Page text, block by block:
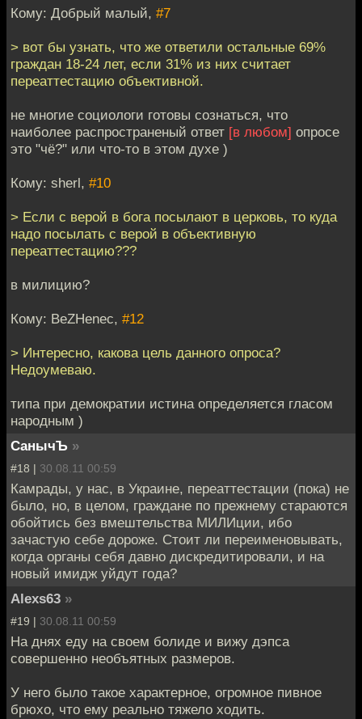
Кому: Добрый малый, #7
> вот бы узнать, что же ответили остальные 69%
граждан 18-24 лет, если 31% из них считает
переаттестацию объективной.
не многие социологи готовы сознаться, что
наиболее распространеный ответ [в любом] опросе
это "чё?" или что-то в этом духе )
Кому: sherl, #10
> Если с верой в бога посылают в церковь, то куда
надо посылать с верой в объективную
переаттестацию???
в милицию?
Кому: BeZHenec, #12
> Интересно, какова цель данного опроса?
Недоумеваю.
типа при демократии истина определяется гласом
народным )
СанычЪ »
#18 | 30.08.11 00:59
Камрады, у нас, в Украине, переаттестации (пока) не
было, но, в целом, граждане по прежнему стараются
обойтись без вмештельства МИЛИции, ибо
зачастую себе дороже. Стоит ли переименовывать,
когда органы себя давно дискредитировали, и на
новый имидж уйдут года?
Alexs63 »
#19 | 30.08.11 00:59
На днях еду на своем болиде и вижу дэпса
совершенно необъятных размеров.
У него было такое характерное, огромное пивное
брюхо, что ему реально тяжело ходить.